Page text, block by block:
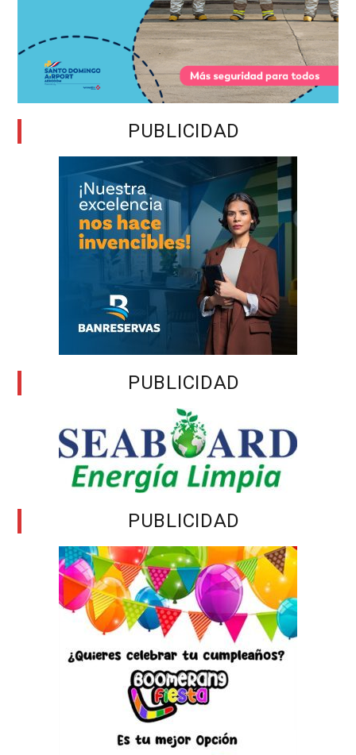
PUBLICIDAD
PUBLICIDAD
PUBLICIDAD